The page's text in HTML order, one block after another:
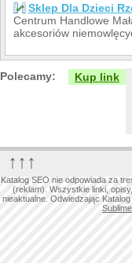
Sklep Dla Dzieci
Centrum Handlowe
akcesoriów
Polecamy: Kup link
↑↑↑
Katalog SEO nie odpowiada za
(reklam). Wszystkie linki,
nieaktualne. Odwiedzając
Sublime